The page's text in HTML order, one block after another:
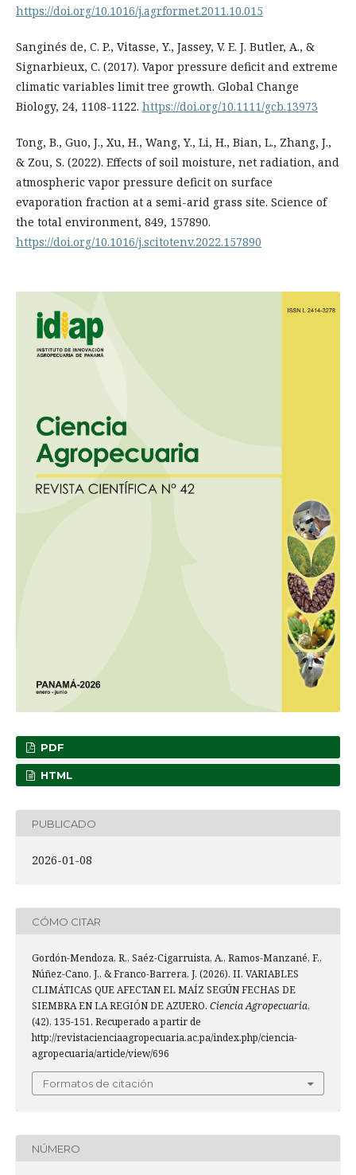
https://doi.org/10.1016/j.agrformet.2011.10.015
Sanginés de, C. P., Vitasse, Y., Jassey, V. E. J. Butler, A., &
Signarbieux, C. (2017). Vapor pressure deficit and extreme
climatic variables limit tree growth. Global Change
Biology, 24, 1108-1122. https://doi.org/10.1111/gcb.13973
Tong, B., Guo, J., Xu, H., Wang, Y., Li, H., Bian, L., Zhang, J.,
& Zou, S. (2022). Effects of soil moisture, net radiation, and
atmospheric vapor pressure deficit on surface
evaporation fraction at a semi-arid grass site. Science of
the total environment, 849, 157890.
https://doi.org/10.1016/j.scitotenv.2022.157890
PDF
HTML
PUBLICADO
2026-01-08
CÓMO CITAR
Gordón-Mendoza, R., Saéz-Cigarruista, A., Ramos-Manzané, F.,
Núñez-Cano, J., & Franco-Barrera, J. (2026). II. VARIABLES
CLIMÁTICAS QUE AFECTAN EL MAÍZ SEGÚN FECHAS DE
SIEMBRA EN LA REGIÓN DE AZUERO. Ciencia Agropecuaria,
(42), 135-151. Recuperado a partir de
http://revistacienciaagropecuaria.ac.pa/index.php/ciencia-
agropecuaria/article/view/696
Formatos de citación
NÚMERO